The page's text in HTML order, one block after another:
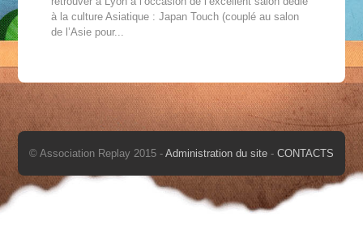
à la culture Asiatique : Japan Touch (couplé au salon
de l’Asie pour...
© Association Replay 2015 - Administration du site - CONTACTS